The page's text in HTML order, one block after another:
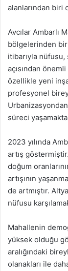
alanlarından biri
Avcılar Ambarlı
bölgelerinden
itibarıyla nüfusu,
açısından
özellikle yeni
profesyonel
süreci
2023 yılında
artış
doğum
artışının
de artmıştır.
nüfusu
Mahallenin
yüksek olduğu
aralığındaki
olanakları ile